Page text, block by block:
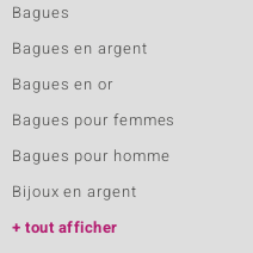
Bagues
Bagues en argent
Bagues en or
Bagues pour femmes
Bagues pour homme
Bijoux en argent
tout afficher